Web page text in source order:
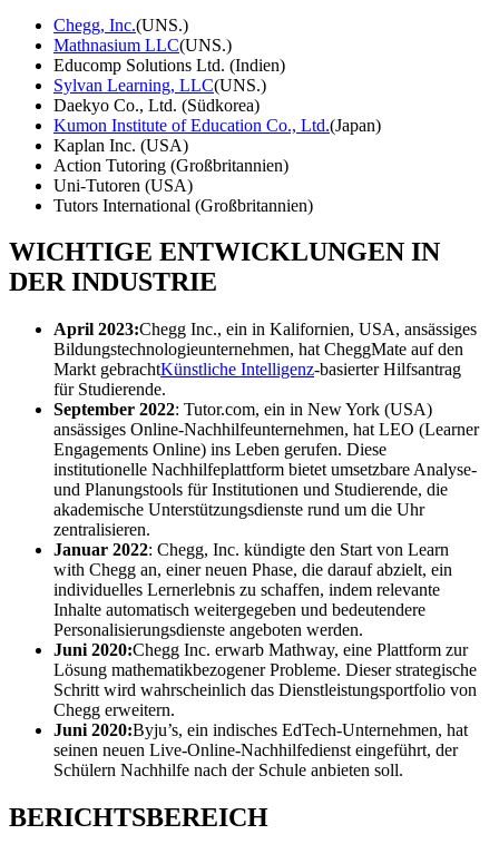
Chegg, Inc.(UNS.)
Mathnasium LLC(UNS.)
Educomp Solutions Ltd. (Indien)
Sylvan Learning, LLC(UNS.)
Daekyo Co., Ltd. (Südkorea)
Kumon Institute of Education Co., Ltd.(Japan)
Kaplan Inc. (USA)
Action Tutoring (Großbritannien)
Uni-Tutoren (USA)
Tutors International (Großbritannien)
WICHTIGE ENTWICKLUNGEN IN
DER INDUSTRIE
April 2023:Chegg Inc., ein in Kalifornien, USA, ansässiges
Bildungstechnologieunternehmen, hat CheggMate auf den
Markt gebrachtKünstliche Intelligenz-basierter Hilfsantrag
für Studierende.
September 2022: Tutor.com, ein in New York (USA)
ansässiges Online-Nachhilfeunternehmen, hat LEO (Learner
Engagements Online) ins Leben gerufen. Diese
institutionelle Nachhilfeplattform bietet umsetzbare Analyse-
und Planungstools für Institutionen und Studierende, die
akademische Unterstützungsdienste rund um die Uhr
zentralisieren.
Januar 2022: Chegg, Inc. kündigte den Start von Learn
with Chegg an, einer neuen Phase, die darauf abzielt, ein
individuelles Lernerlebnis zu schaffen, indem relevante
Inhalte automatisch weitergegeben und bedeutendere
Personalisierungsdienste angeboten werden.
Juni 2020:Chegg Inc. erwarb Mathway, eine Plattform zur
Lösung mathematikbezogener Probleme. Dieser strategische
Schritt wird wahrscheinlich das Dienstleistungsportfolio von
Chegg erweitern.
Juni 2020:Byju’s, ein indisches EdTech-Unternehmen, hat
seinen neuen Live-Online-Nachhilfedienst eingeführt, der
Schülern Nachhilfe nach der Schule anbieten soll.
BERICHTSBEREICH